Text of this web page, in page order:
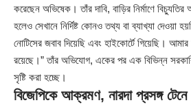
করেছেন অভিষেক। তাঁর দাবি, বাড়ির নির্মাণে
হলেও সেখানে নির্দিষ্ট কোনও তথ্য বা ব্যাখ্যা দেওয়া
নোটিসের জবাব দিয়েছি এবং হাইকোর্টে গিয়েছি।
রয়েছে।” তাঁর অভিযোগ, একের পর এক বিভিন্ন
সৃষ্টি করা হচ্ছে।
বিজেপিকে আক্রমণ, নারদা প্রসঙ্গ